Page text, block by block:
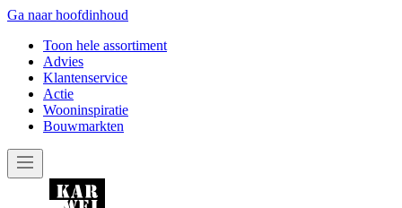
Ga naar hoofdinhoud
Toon hele assortiment
Advies
Klantenservice
Actie
Wooninspiratie
Bouwmarkten